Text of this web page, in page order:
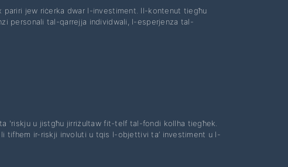
pariri jew riċerka dwar l-investiment. Il-kontenut tiegħu
personali tal-qarrejja individwali, l-esperjenza tal-
'riskju u jistgħu jirriżultaw fit-telf tal-fondi kollha tiegħek.
tifhem ir-riskji involuti u tqis l-objettivi ta’ investiment u l-